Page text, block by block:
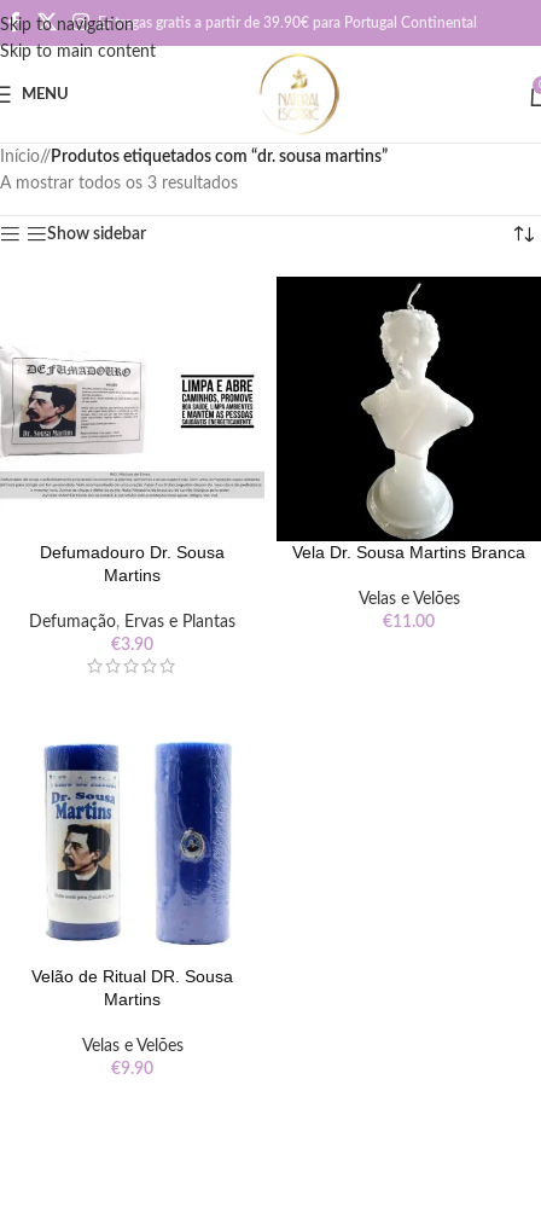
Skip to navigation
Skip to main content
Entregas gratis a partir de 39.90€ para Portugal Continental
MENU
Início/ Produtos etiquetados com “dr. sousa martins”
A mostrar todos os 3 resultados
Show sidebar
Defumadouro Dr. Sousa
Martins
Defumação, Ervas e Plantas
€3.90
Vela Dr. Sousa Martins Branca
Velas e Velões
€11.00
Velão de Ritual DR. Sousa
Martins
Velas e Velões
€9.90